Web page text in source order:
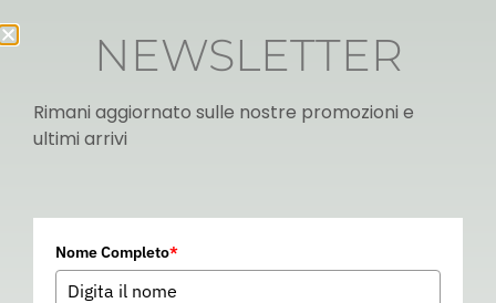
NEWSLETTER
Rimani aggiornato sulle nostre promozioni e
ultimi arrivi
Nome Completo*